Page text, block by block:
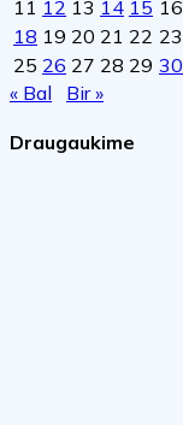
11 12 13 14 15 16
18 19 20 21 22 23
25 26 27 28 29 30
« Bal
Bir »
Draugaukime